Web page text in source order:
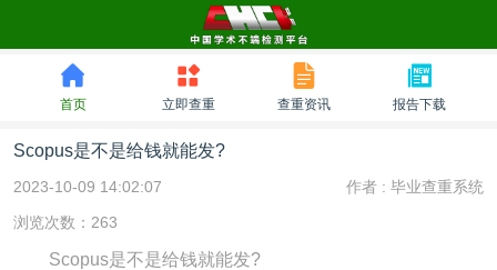
首页 立即查重 查重资讯 报告下载
Scopus是不是给钱就能发?
2023-10-09 14:02:07 作者 : 毕业查重系统
浏览次数：263
Scopus是不是给钱就能发?